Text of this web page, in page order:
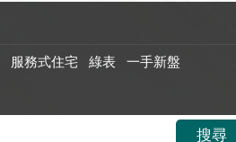
服務式住宅 綠表
一手新盤
搜尋